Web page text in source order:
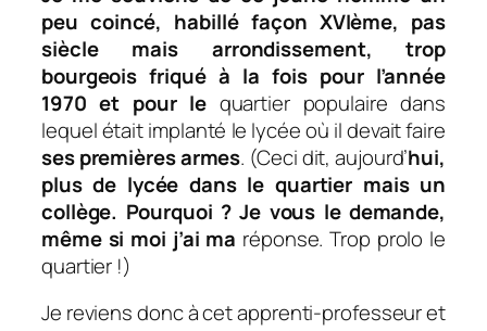
peu coincé, habillé façon XVIème, pas
siècle mais arrondissement, trop
bourgeois friqué à la fois pour l’année
1970et pour lequartier populaire dans
lequel était implanté le lycée où il devait faire
ses premières armes. (Ceci dit, aujourd’hui,
plus de lycée dans le quartier mais un
collège. Pourquoi ? Je vous le demande,
même si moi j’ai ma réponse. Trop prolo le
quartier !)
Je reviens donc à cet apprenti-professeur et